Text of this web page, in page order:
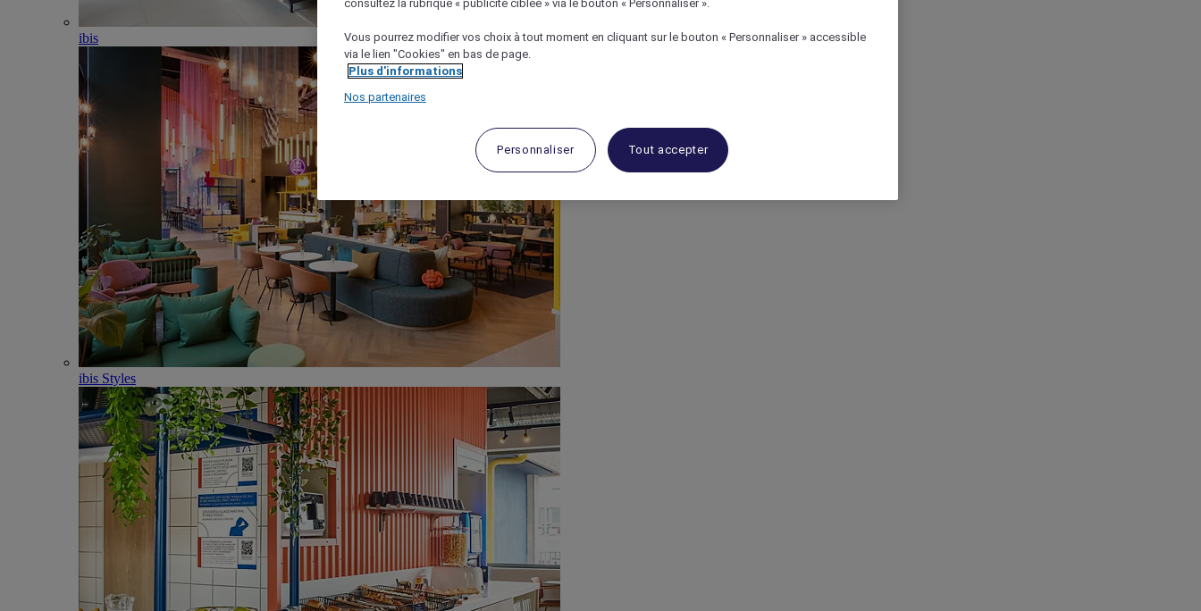
ibis
ibis Styles
consultez la rubrique « publicité ciblée » via le bouton « Personnaliser ».
Vous pourrez modifier vos choix à tout moment en cliquant sur le bouton « Personnaliser » accessible
via le lien "Cookies" en bas de page.
Plus d'informations
Nos partenaires
Personnaliser Tout accepter